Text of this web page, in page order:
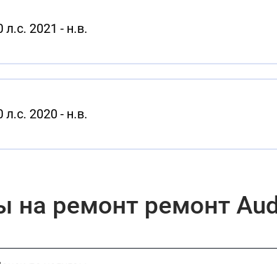
л.с. 2021 - н.в.
л.с. 2020 - н.в.
на ремонт ремонт